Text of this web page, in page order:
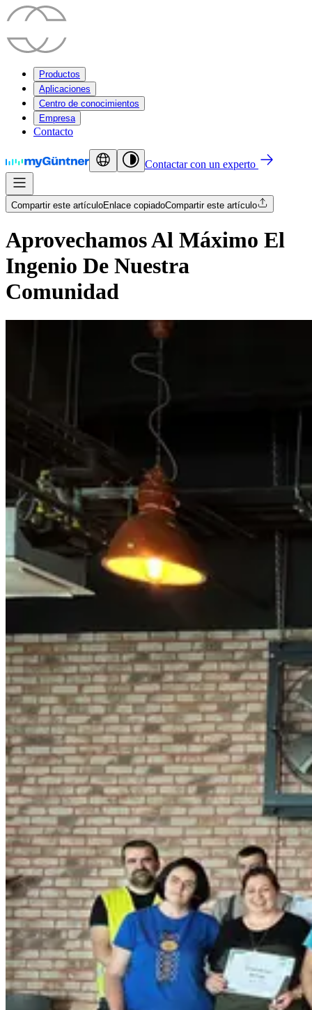
Productos
Aplicaciones
Centro de conocimientos
Empresa
Contacto
Contactar con un experto
Compartir este artículoEnlace copiadoCompartir este artículo
Aprovechamos Al Máximo El
Ingenio De Nuestra
Comunidad